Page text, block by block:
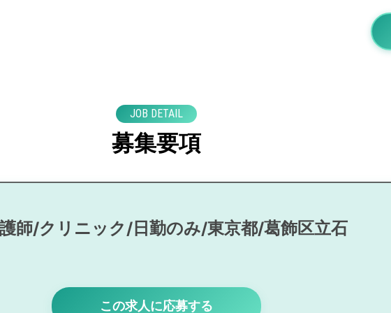
JOB DETAIL
募集要項
師/クリニック/日勤のみ/東京都/葛飾区立石
この求人に応募する